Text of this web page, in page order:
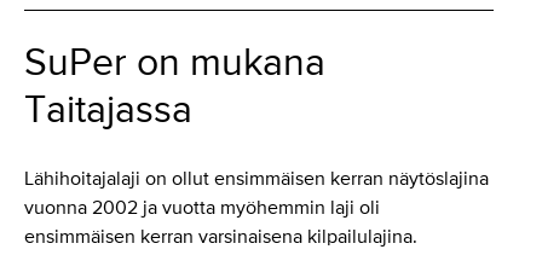
SuPer on mukana
Taitajassa
Lähihoitajalaji on ollut ensimmäisen kerran näytöslajina
vuonna 2002 ja vuotta myöhemmin laji oli
ensimmäisen kerran varsinaisena kilpailulajina.